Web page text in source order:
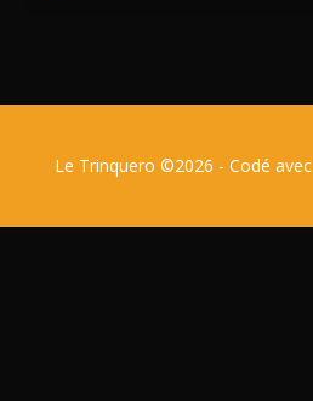
Le Trinquero ©2026 - Codé avec